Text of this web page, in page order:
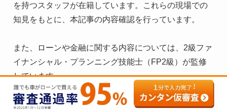
を持つスタッフが在籍しています。これらの現場での
知見をもとに、本記事の内容確認を行っています。
また、ローンや金融に関する内容については、2級ファ
イナンシャル・プランニング技能士（FP2級）が監修
しています。
古物営業法に基づく許可